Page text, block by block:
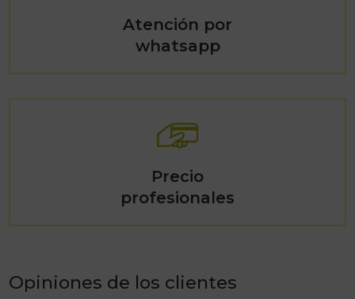
Atención por
whatsapp
Precio
profesionales
Opiniones de los clientes